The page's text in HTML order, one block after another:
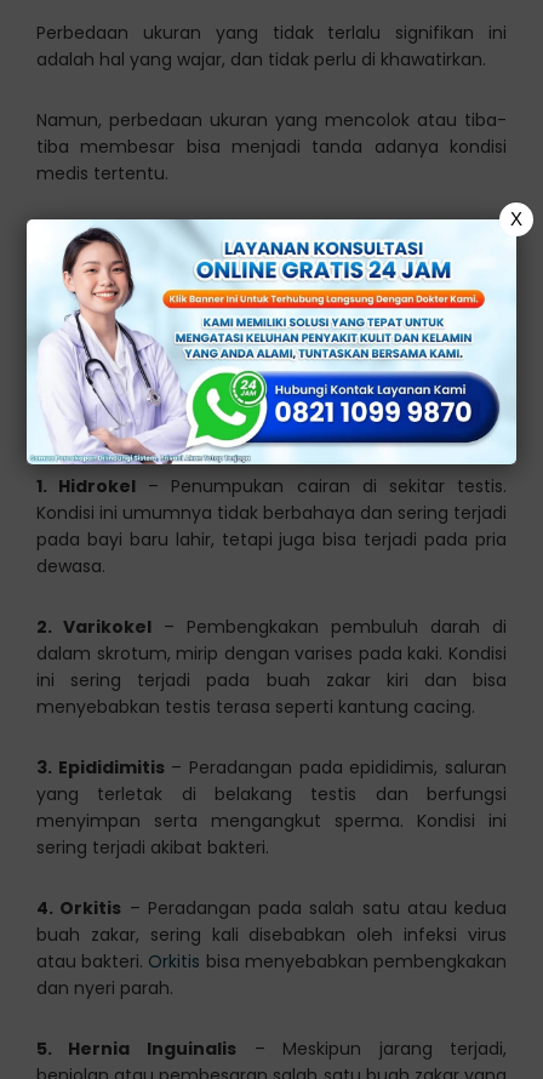
Perbedaan ukuran yang tidak terlalu signifikan ini
adalah hal yang wajar, dan tidak perlu di khawatirkan.
Namun, perbedaan ukuran yang mencolok atau tiba-
tiba membesar bisa menjadi tanda adanya kondisi
medis tertentu.
Penyebab Buah Zakar
Besar Sebelah
Ada beberapa kondisi medis yang bisa menyebabkan
salah satu buahh zakar membesar. Berikut di
antaranya:
1. Hidrokel – Penumpukan cairan di sekitar testis.
Kondisi ini umumnya tidak berbahaya dan sering terjadi
pada bayi baru lahir, tetapi juga bisa terjadi pada pria
dewasa.
2. Varikokel – Pembengkakan pembuluh darah di
dalam skrotum, mirip dengan varises pada kaki. Kondisi
ini sering terjadi pada buah zakar kiri dan bisa
menyebabkan testis terasa seperti kantung cacing.
3. Epididimitis– Peradangan pada epididimis, saluran
yang terletak di belakang testis dan berfungsi
menyimpan serta mengangkut sperma. Kondisi ini
sering terjadi akibat bakteri.
4. Orkitis – Peradangan pada salah satu atau kedua
buah zakar, sering kali disebabkan oleh infeksi virus
atau bakteri. Orkitis bisa menyebabkan pembengkakan
dan nyeri parah.
5. Hernia Inguinalis – Meskipun jarang terjadi,
X